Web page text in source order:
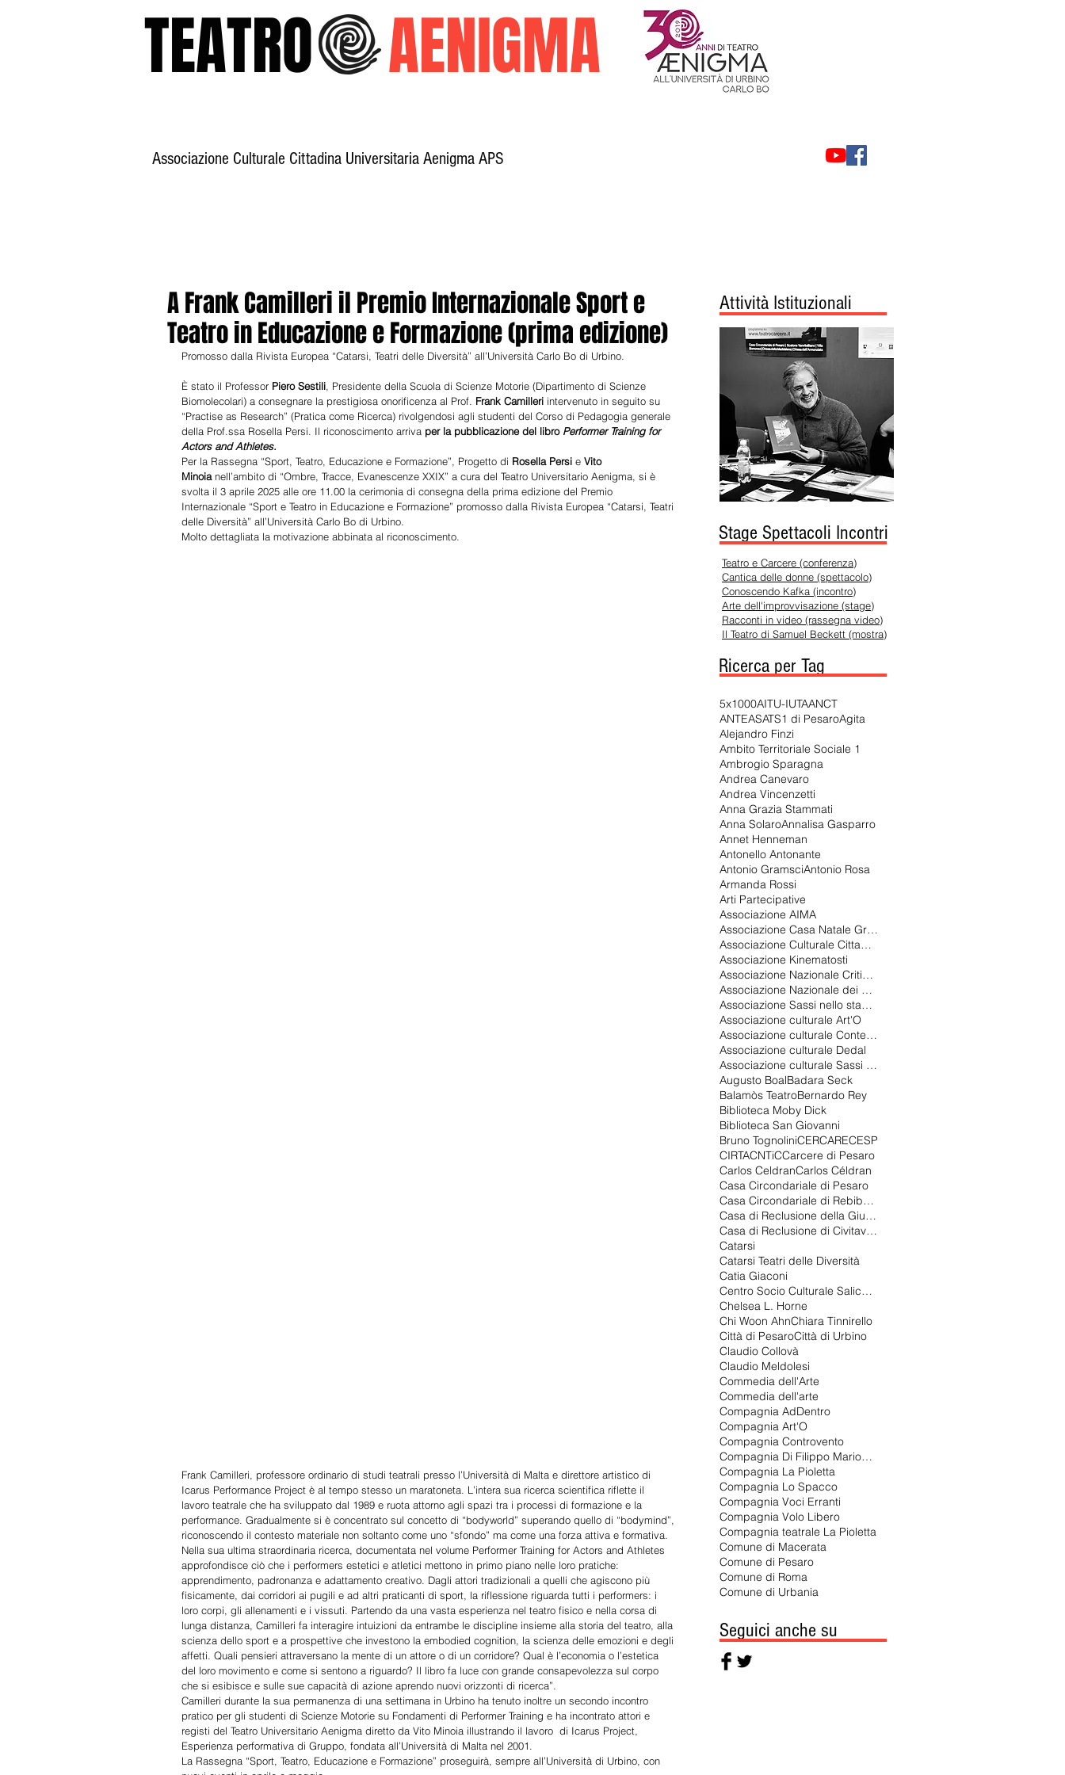
TEATROAENIGMA
Associazione Culturale Cittadina Universitaria Aenigma APS
A Frank Camilleri il Premio Internazionale Sport e
Teatro in Educazione e Formazione (prima edizione)
Promosso dalla Rivista Europea “Catarsi, Teatri delle Diversità” all’Università Carlo Bo di Urbino.
È stato il Professor Piero Sestili, Presidente della Scuola di Scienze Motorie (Dipartimento di Scienze
Biomolecolari) a consegnare la prestigiosa onorificenza al Prof. Frank Camilleri intervenuto in seguito su
“Practise as Research” (Pratica come Ricerca) rivolgendosi agli studenti del Corso di Pedagogia generale
della Prof.ssa Rosella Persi. Il riconoscimento arriva per la pubblicazione del libro Performer Training for
Actors and Athletes.
Per la Rassegna “Sport, Teatro, Educazione e Formazione”, Progetto di Rosella Persi e Vito
Minoia nell’ambito di “Ombre, Tracce, Evanescenze XXIX” a cura del Teatro Universitario Aenigma, si è
svolta il 3 aprile 2025 alle ore 11.00 la cerimonia di consegna della prima edizione del Premio
Internazionale “Sport e Teatro in Educazione e Formazione” promosso dalla Rivista Europea “Catarsi, Teatri
delle Diversità” all’Università Carlo Bo di Urbino.
Molto dettagliata la motivazione abbinata al riconoscimento.
Frank Camilleri, professore ordinario di studi teatrali presso l’Università di Malta e direttore artistico di
Icarus Performance Project è al tempo stesso un maratoneta. L’intera sua ricerca scientifica riflette il
lavoro teatrale che ha sviluppato dal 1989 e ruota attorno agli spazi tra i processi di formazione e la
performance. Gradualmente si è concentrato sul concetto di “bodyworld” superando quello di “bodymind”,
riconoscendo il contesto materiale non soltanto come uno “sfondo” ma come una forza attiva e formativa.
Nella sua ultima straordinaria ricerca, documentata nel volume Performer Training for Actors and Athletes
approfondisce ciò che i performers estetici e atletici mettono in primo piano nelle loro pratiche:
apprendimento, padronanza e adattamento creativo. Dagli attori tradizionali a quelli che agiscono più
fisicamente, dai corridori ai pugili e ad altri praticanti di sport, la riflessione riguarda tutti i performers: i
loro corpi, gli allenamenti e i vissuti. Partendo da una vasta esperienza nel teatro fisico e nella corsa di
lunga distanza, Camilleri fa interagire intuizioni da entrambe le discipline insieme alla storia del teatro, alla
scienza dello sport e a prospettive che investono la embodied cognition, la scienza delle emozioni e degli
affetti. Quali pensieri attraversano la mente di un attore o di un corridore? Qual è l’economia o l’estetica
del loro movimento e come si sentono a riguardo? Il libro fa luce con grande consapevolezza sul corpo
che si esibisce e sulle sue capacità di azione aprendo nuovi orizzonti di ricerca”.
Camilleri durante la sua permanenza di una settimana in Urbino ha tenuto inoltre un secondo incontro
pratico per gli studenti di Scienze Motorie su Fondamenti di Performer Training e ha incontrato attori e
registi del Teatro Universitario Aenigma diretto da Vito Minoia illustrando il lavoro  di Icarus Project,
Esperienza performativa di Gruppo, fondata all’Università di Malta nel 2001.
La Rassegna “Sport, Teatro, Educazione e Formazione” proseguirà, sempre all’Università di Urbino, con
Attività Istituzionali
Stage Spettacoli Incontri
Teatro e Carcere (conferenza)
Cantica delle donne (spettacolo)
Conoscendo Kafka (incontro)
Arte dell'improvvisazione (stage)
Racconti in video (rassegna video)
Il Teatro di Samuel Beckett (mostra)
Ricerca per Tag
5x1000AITU-IUTAANCT
ANTEASATS1 di PesaroAgita
Alejandro Finzi
Ambito Territoriale Sociale 1
Ambrogio Sparagna
Andrea Canevaro
Andrea Vincenzetti
Anna Grazia Stammati
Anna SolaroAnnalisa Gasparro
Annet Henneman
Antonello Antonante
Antonio GramsciAntonio Rosa
Armanda Rossi
Arti Partecipative
Associazione AIMA
Associazione Casa Natale Gramsci di Ales
Associazione Culturale Cittadina Universitaria Aenigma APS
Associazione Kinematosti
Associazione Nazionale Critici di Teatro
Associazione Nazionale dei Critici di Teatro
Associazione Sassi nello stagno
Associazione culturale Art'O
Associazione culturale Contemporanea 2.0
Associazione culturale Dedal
Associazione culturale Sassi nello stagno
Augusto BoalBadara Seck
Balamòs TeatroBernardo Rey
Biblioteca Moby Dick
Biblioteca San Giovanni
Bruno TognoliniCERCARECESP
CIRTACNTiCCarcere di Pesaro
Carlos CeldranCarlos Céldran
Casa Circondariale di Pesaro
Casa Circondariale di Rebibbia
Casa di Reclusione della Giudecca
Casa di Reclusione di Civitavecchia
Catarsi
Catarsi Teatri delle Diversità
Catia Giaconi
Centro Socio Culturale Salice Gualdoni
Chelsea L. Horne
Chi Woon AhnChiara Tinnirello
Città di PesaroCittà di Urbino
Claudio Collovà
Claudio Meldolesi
Commedia dell'Arte
Commedia dell'arte
Compagnia AdDentro
Compagnia Art'O
Compagnia Controvento
Compagnia Di Filippo Marionette
Compagnia La Pioletta
Compagnia Lo Spacco
Compagnia Voci Erranti
Compagnia Volo Libero
Compagnia teatrale La Pioletta
Comune di Macerata
Comune di Pesaro
Comune di Roma
Comune di Urbania
Seguici anche su